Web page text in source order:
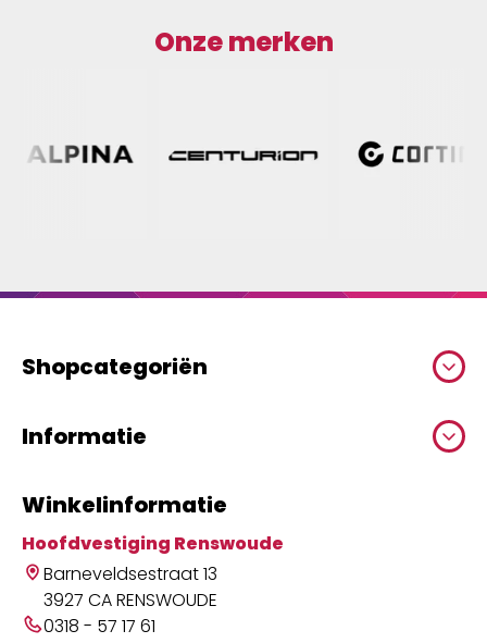
Onze merken
Shopcategoriën
Informatie
Winkelinformatie
Hoofdvestiging Renswoude
Barneveldsestraat 13
3927 CA RENSWOUDE
0318 - 57 17 61